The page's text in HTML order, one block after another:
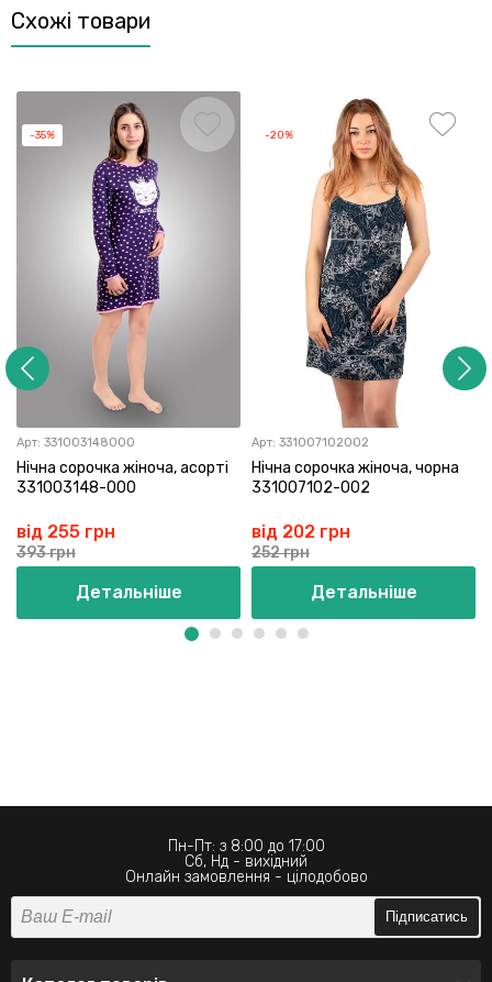
Схожі товари
-35%
Арт: 331003148000
Нічна сорочка жіноча, асорті
331003148-000
від 255 грн
393 грн
Детальніше
-20%
Арт: 331007102002
Нічна сорочка жіноча, чорна
331007102-002
від 202 грн
252 грн
Детальніше
Пн-Пт: з 8:00 до 17:00
Сб, Нд - вихідний
Онлайн замовлення - цілодобово
Підписатись